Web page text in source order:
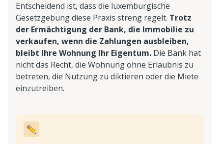
Entscheidend ist, dass die luxemburgische
Gesetzgebung diese Praxis streng regelt. Trotz
der Ermächtigung der Bank, die Immobilie zu
verkaufen, wenn die Zahlungen ausbleiben,
bleibt Ihre Wohnung Ihr Eigentum. Die Bank hat
nicht das Recht, die Wohnung ohne Erlaubnis zu
betreten, die Nutzung zu diktieren oder die Miete
einzutreiben.